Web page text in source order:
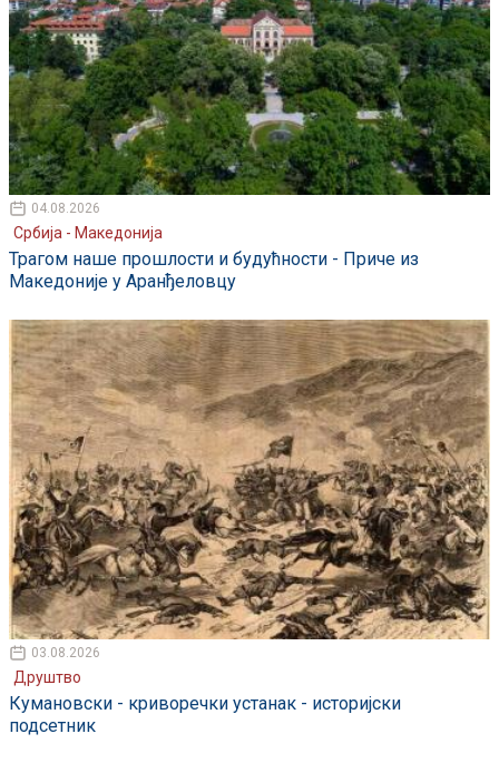
04.08.2026
Србија - Македонија
Трагом наше прошлости и будућности - Приче из
Македоније у Аранђеловцу
03.08.2026
Друштво
Кумановски - криворечки устанак - историјски
подсетник